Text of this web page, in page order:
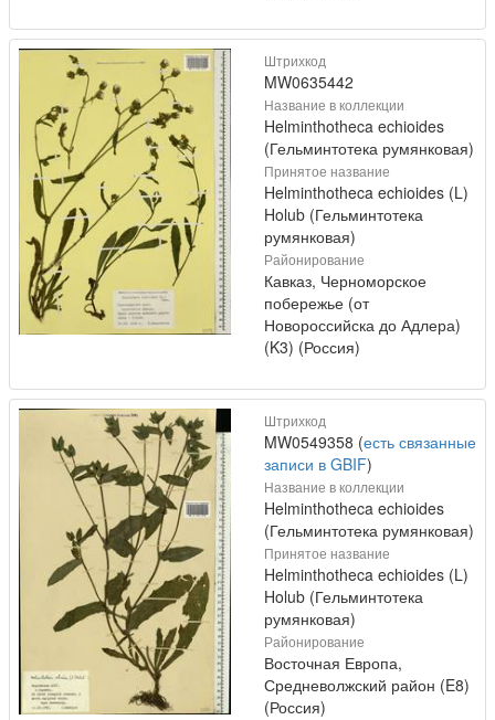
Штрихкод
MW0635442
Название в коллекции
Helminthotheca echioides
(Гельминтотека румянковая)
Принятое название
Helminthotheca echioides (L)
Holub (Гельминтотека
румянковая)
Районирование
Кавказ, Черноморское
побережье (от
Новороссийска до Адлера)
(K3) (Россия)
Штрихкод
MW0549358 (есть связанные
записи в GBIF)
Название в коллекции
Helminthotheca echioides
(Гельминтотека румянковая)
Принятое название
Helminthotheca echioides (L)
Holub (Гельминтотека
румянковая)
Районирование
Восточная Европа,
Средневолжский район (E8)
(Россия)